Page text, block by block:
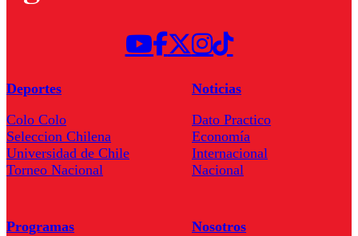
Deportes
Colo Colo
Seleccion Chilena
Universidad de Chile
Torneo Nacional
Noticias
Dato Practico
Economía
Internacional
Nacional
Programas
Nosotros